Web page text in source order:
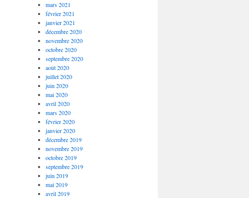
mars 2021
février 2021
janvier 2021
décembre 2020
novembre 2020
octobre 2020
septembre 2020
août 2020
juillet 2020
juin 2020
mai 2020
avril 2020
mars 2020
février 2020
janvier 2020
décembre 2019
novembre 2019
octobre 2019
septembre 2019
juin 2019
mai 2019
avril 2019